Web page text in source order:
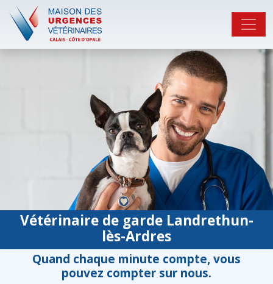
Vétérinaire de garde Landrethun-
lès-Ardres
Quand chaque minute compte, vous
pouvez compter sur nous.